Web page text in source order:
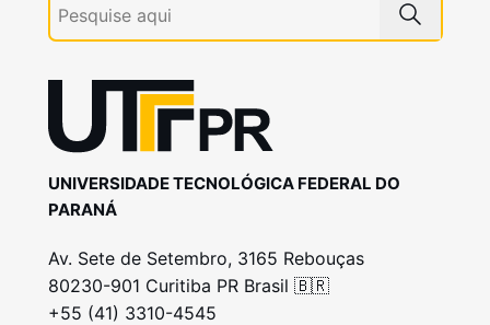
UNIVERSIDADE TECNOLÓGICA FEDERAL DO
PARANÁ
Av. Sete de Setembro, 3165 Rebouças
80230-901 Curitiba PR Brasil 🇧🇷
+55 (41) 3310-4545